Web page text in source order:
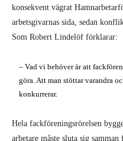
konsekvent vägrat
arbetsgivarnas sida, sedan
Som Robert Lindelöf förklarar:
– Vad vi behöver är att
göra. Att man stöttar varandra
konkurrerar.
Hela fackföreningsrörelsen
arbetare måste sluta sig